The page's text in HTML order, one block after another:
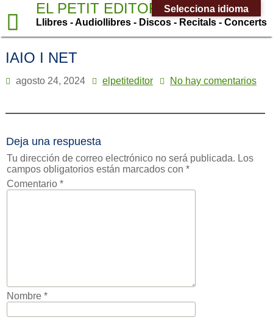
contenido
EL PETIT EDITOR
Llibres - Audiollibres - Discos - Recitals - Concerts
IAIO I NET
agosto 24, 2024 elpetiteditor No hay comentarios
Deja una respuesta
Tu dirección de correo electrónico no será publicada. Los
campos obligatorios están marcados con *
Comentario *
Nombre *
Selecciona idioma